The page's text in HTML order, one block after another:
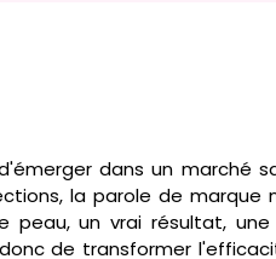
dans un marché
la parole de marque
peau, un vrai résultat,
de transformer